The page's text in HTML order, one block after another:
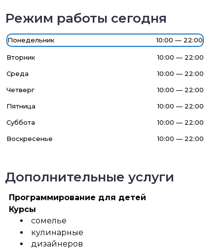
Режим работы сегодня
Понедельник 10:00 — 22:00
Вторник 10:00 — 22:00
Среда 10:00 — 22:00
Четверг 10:00 — 22:00
Пятница 10:00 — 22:00
Суббота 10:00 — 22:00
Воскресенье 10:00 — 22:00
Дополнительные услуги
Программирование для детей
Курсы
сомелье
кулинарные
дизайнеров